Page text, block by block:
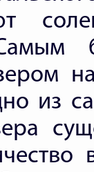
из